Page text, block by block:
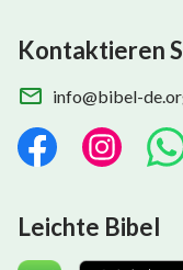
Kontaktieren
info@bibel-
Leichte Bibel